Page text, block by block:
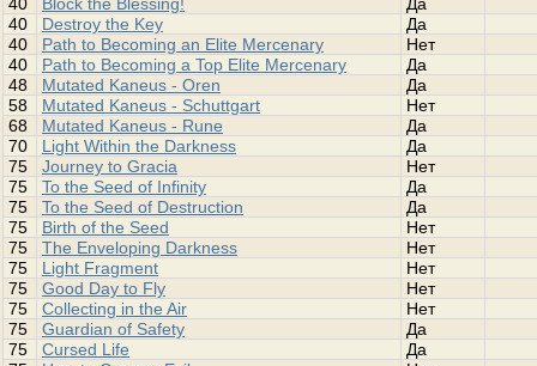
40
Destroy the Key
Да
40
Path to Becoming an Elite Mercenary
Нет
40
Path to Becoming a Top Elite Mercenary
Да
48
Mutated Kaneus - Oren
Да
58
Mutated Kaneus - Schuttgart
Нет
68
Mutated Kaneus - Rune
Да
70
Light Within the Darkness
Да
75
Journey to Gracia
Нет
75
To the Seed of Infinity
Да
75
To the Seed of Destruction
Да
75
Birth of the Seed
Нет
75
The Enveloping Darkness
Нет
75
Light Fragment
Нет
75
Good Day to Fly
Нет
75
Collecting in the Air
Нет
75
Guardian of Safety
Да
75
Cursed Life
Да